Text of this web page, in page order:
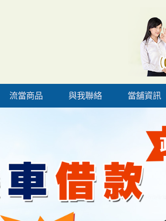
流當商品 與我聯絡 當舖資訊